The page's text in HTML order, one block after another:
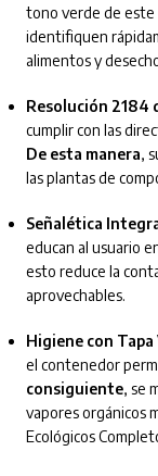
tono verde de este
identifiquen
alimentos y
Resolución 2184
cumplir con las
De esta manera,
las plantas de
Señalética
educan al usuario
esto reduce la
aprovechables.
Higiene con Tapa
el contenedor
consiguiente, se
vapores orgánicos
Ecológicos